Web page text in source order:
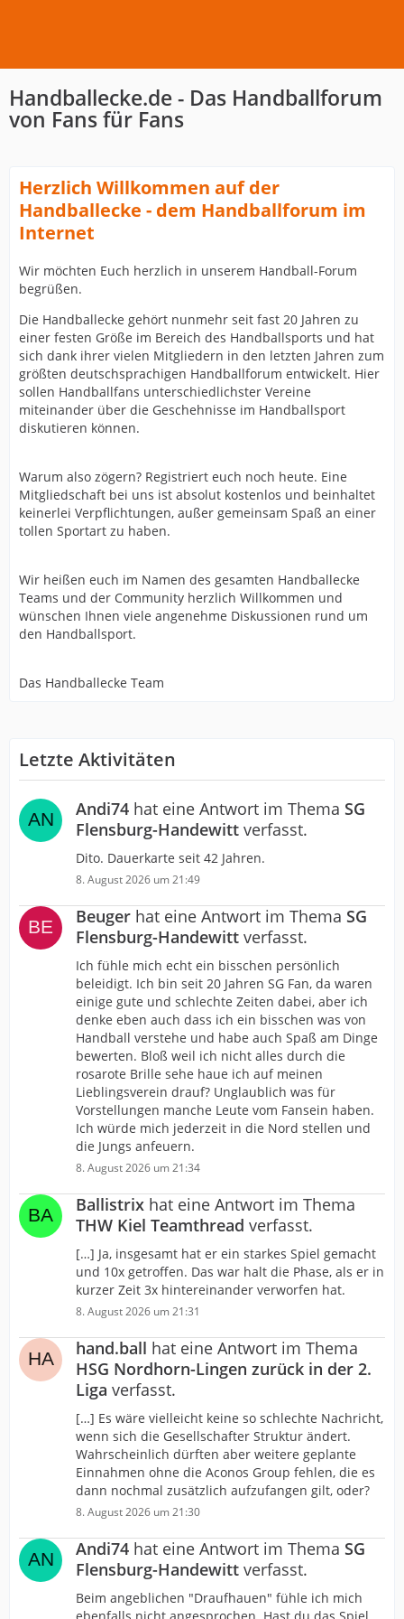
Handballecke.de - Das Handballforum
von Fans für Fans
Herzlich Willkommen auf der
Handballecke - dem Handballforum im
Internet
Wir möchten Euch herzlich in unserem Handball-Forum
begrüßen.
Die Handballecke gehört nunmehr seit fast 20 Jahren zu
einer festen Größe im Bereich des Handballsports und hat
sich dank ihrer vielen Mitgliedern in den letzten Jahren zum
größten deutschsprachigen Handballforum entwickelt. Hier
sollen Handballfans unterschiedlichster Vereine
miteinander über die Geschehnisse im Handballsport
diskutieren können.
Warum also zögern? Registriert euch noch heute. Eine
Mitgliedschaft bei uns ist absolut kostenlos und beinhaltet
keinerlei Verpflichtungen, außer gemeinsam Spaß an einer
tollen Sportart zu haben.
Wir heißen euch im Namen des gesamten Handballecke
Teams und der Community herzlich Willkommen und
wünschen Ihnen viele angenehme Diskussionen rund um
den Handballsport.
Das Handballecke Team
Letzte Aktivitäten
Andi74 hat eine Antwort im Thema SG
Flensburg-Handewitt verfasst.
Dito. Dauerkarte seit 42 Jahren.
8. August 2026 um 21:49
Beuger hat eine Antwort im Thema SG
Flensburg-Handewitt verfasst.
Ich fühle mich echt ein bisschen persönlich
beleidigt. Ich bin seit 20 Jahren SG Fan, da waren
einige gute und schlechte Zeiten dabei, aber ich
denke eben auch dass ich ein bisschen was von
Handball verstehe und habe auch Spaß am Dinge
bewerten. Bloß weil ich nicht alles durch die
rosarote Brille sehe haue ich auf meinen
Lieblingsverein drauf? Unglaublich was für
Vorstellungen manche Leute vom Fansein haben.
Ich würde mich jederzeit in die Nord stellen und
die Jungs anfeuern.
8. August 2026 um 21:34
Ballistrix hat eine Antwort im Thema
THW Kiel Teamthread verfasst.
[…] Ja, insgesamt hat er ein starkes Spiel gemacht
und 10x getroffen. Das war halt die Phase, als er in
kurzer Zeit 3x hintereinander verworfen hat.
8. August 2026 um 21:31
hand.ball hat eine Antwort im Thema
HSG Nordhorn-Lingen zurück in der 2.
Liga verfasst.
[…] Es wäre vielleicht keine so schlechte Nachricht,
wenn sich die Gesellschafter Struktur ändert.
Wahrscheinlich dürften aber weitere geplante
Einnahmen ohne die Aconos Group fehlen, die es
dann nochmal zusätzlich aufzufangen gilt, oder?
8. August 2026 um 21:30
Andi74 hat eine Antwort im Thema SG
Flensburg-Handewitt verfasst.
Beim angeblichen "Draufhauen" fühle ich mich